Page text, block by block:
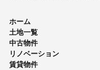
ホーム
土地一覧
中古物件
リノベーション
賃貸物件